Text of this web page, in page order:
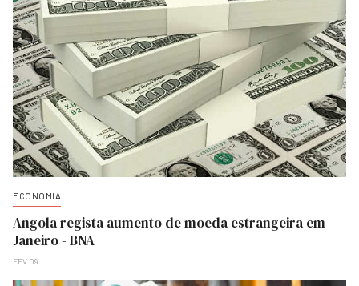
ECONOMIA
Angola regista aumento de moeda estrangeira em
Janeiro - BNA
FEV 09